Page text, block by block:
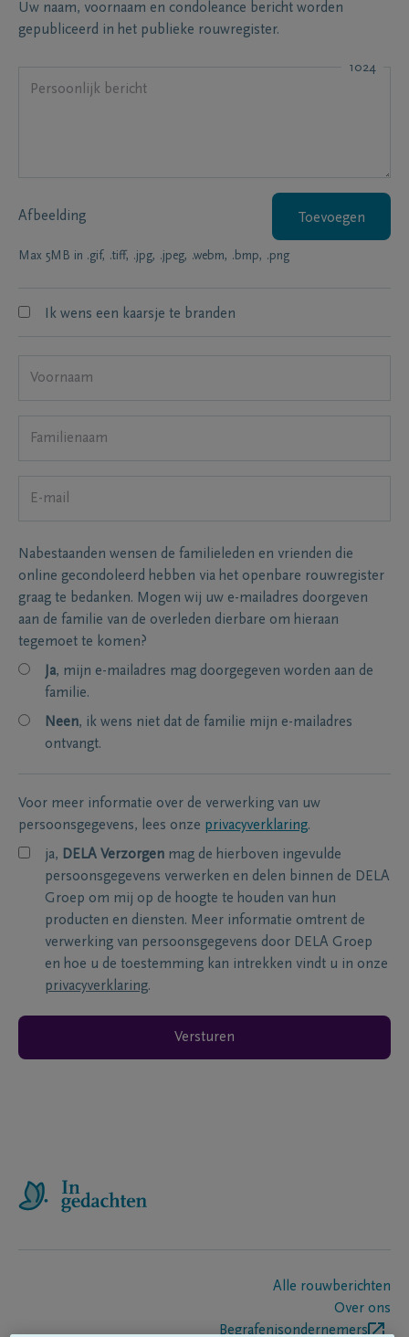
Uw naam, voornaam en condoleance bericht worden
gepubliceerd in het publieke rouwregister.
1024
Afbeelding Toevoegen
Max 5MB in .gif, .tiff, .jpg, .jpeg, .webm, .bmp, .png
Ik wens een kaarsje te branden
Nabestaanden wensen de familieleden en vrienden die
online gecondoleerd hebben via het openbare rouwregister
graag te bedanken. Mogen wij uw e-mailadres doorgeven
aan de familie van de overleden dierbare om hieraan
tegemoet te komen?
Ja, mijn e-mailadres mag doorgegeven worden aan de
familie.
Neen, ik wens niet dat de familie mijn e-mailadres
ontvangt.
Voor meer informatie over de verwerking van uw
persoonsgegevens, lees onze privacyverklaring.
ja, DELA Verzorgen mag de hierboven ingevulde
persoonsgegevens verwerken en delen binnen de DELA
Groep om mij op de hoogte te houden van hun
producten en diensten. Meer informatie omtrent de
verwerking van persoonsgegevens door DELA Groep
en hoe u de toestemming kan intrekken vindt u in onze
privacyverklaring.
Versturen
Alle rouwberichten
Over ons
Begrafenisondernemers